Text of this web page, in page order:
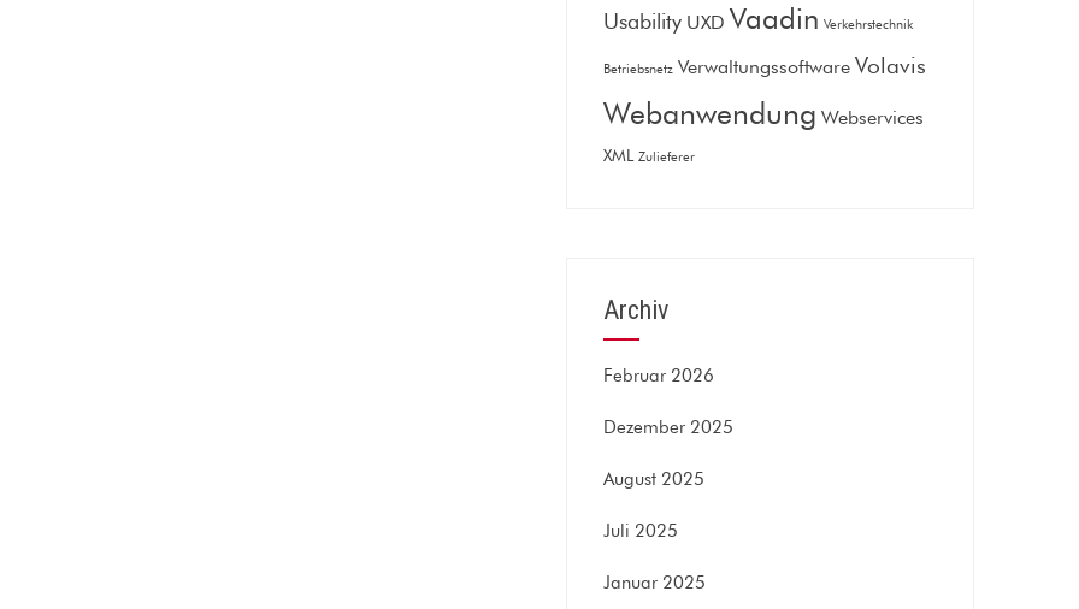
Usability UXD Vaadin Verkehrstechnik
Betriebsnetz Verwaltungssoftware Volavis
Webanwendung Webservices
XML Zulieferer
Archiv
Februar 2026
Dezember 2025
August 2025
Juli 2025
Januar 2025